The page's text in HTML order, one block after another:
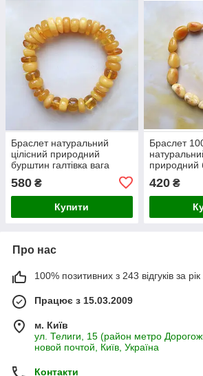
Браслет натуральний
цілісний природний
бурштин галтівка вага
580 ₴
Купити
Браслет
природний
галтовка
19
420₴
Про нас
100% позитивних з 243 відгуків за рік
Працює з 15.03.2009
м. Київ
ул. Телиги, 15 (район метро
новой почтой, Київ, Україна
Контакти